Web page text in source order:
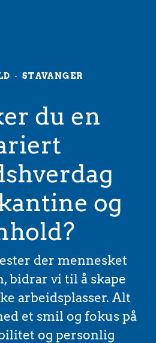
· STAVANGER
du en
og
der mennesket
bidrar vi til å skape
arbeidsplasser. Alt
et smil og fokus på
og personlig